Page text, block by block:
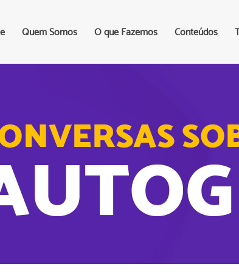
Quem Somos O que Fazemos Conteúdos